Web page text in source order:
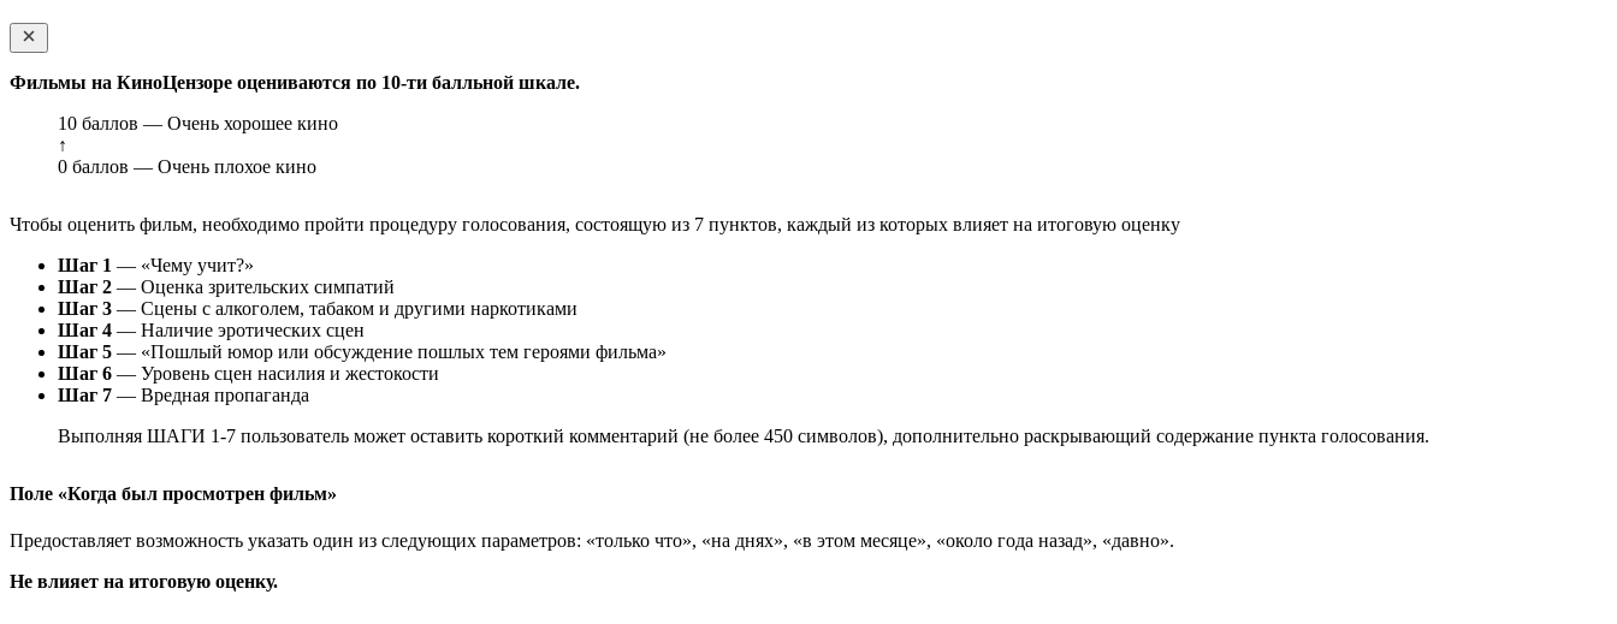
Фильмы на КиноЦензоре оцениваются по 10-ти балльной шкале.
10 баллов — Очень хорошее кино
↑
0 баллов — Очень плохое кино
Чтобы оценить фильм, необходимо пройти процедуру голосования, состоящую из 7 пунктов, каждый из которых влияет на итоговую оценку
Шаг 1 — «Чему учит?»
Шаг 2 — Оценка зрительских симпатий
Шаг 3 — Сцены с алкоголем, табаком и другими наркотиками
Шаг 4 — Наличие эротических сцен
Шаг 5 — «Пошлый юмор или обсуждение пошлых тем героями фильма»
Шаг 6 — Уровень сцен насилия и жестокости
Шаг 7 — Вредная пропаганда
Выполняя ШАГИ 1-7 пользователь может оставить короткий комментарий (не более 450 символов), дополнительно раскрывающий содержание пункта голосования.
Поле «Когда был просмотрен фильм»
Предоставляет возможность указать один из следующих параметров: «только что», «на днях», «в этом месяце», «около года назад», «давно».
Не влияет на итоговую оценку.